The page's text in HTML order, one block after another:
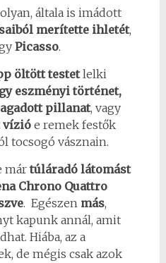
általa is imádott
merítette ihletét,
Picasso.
öltött testetlelki
eszményi történet,
pillanat, vagy
vízióe remek festők
tocsogó vásznain.
mártúláradó látomást
Chrono Quattro
. Egészen más,
kapunk annál, amit
Hiába, az a
de mégis csak azok